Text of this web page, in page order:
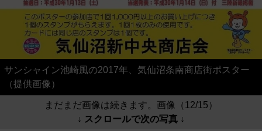
サンシャイン池崎風の2017年、気仙沼条南商店街ポスター
（提供画像）
まだまだ画像は続きます。画像（12/15）
↓ スクロールで次の写真 ↓